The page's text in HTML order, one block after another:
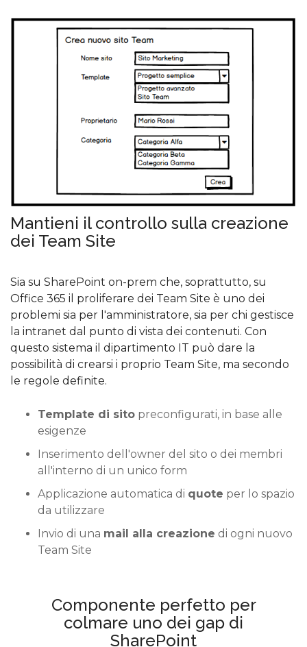
Mantieni il controllo sulla creazione
dei Team Site
Sia su SharePoint on-prem che, soprattutto, su
Office 365 il proliferare dei Team Site è uno dei
problemi sia per l'amministratore, sia per chi gestisce
la intranet dal punto di vista dei contenuti. Con
questo sistema il dipartimento IT può dare la
possibilità di crearsi i proprio Team Site, ma secondo
le regole definite.
Template di sito preconfigurati, in base alle
esigenze
Inserimento dell'owner del sito o dei membri
all'interno di un unico form
Applicazione automatica di quote per lo spazio
da utilizzare
Invio di una mail alla creazione di ogni nuovo
Team Site
Componente perfetto per
colmare uno dei gap di
SharePoint